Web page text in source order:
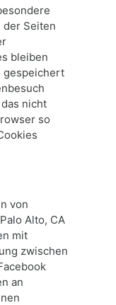
der Seiten
bleiben
gespeichert
nicht
so
von
Alto, CA
mit
zwischen
an